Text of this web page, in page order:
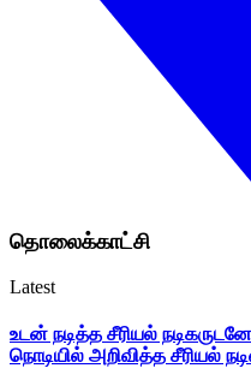
தொலைக்காட்சி
Latest
உடன் நடித்த சீரியல்
நொடியில் அறிவித்த சீரியல்